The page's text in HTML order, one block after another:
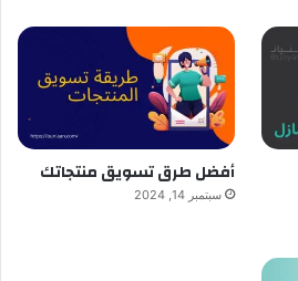
أفضل طرق تسويق منتجاتك
سبتمبر 14, 2024